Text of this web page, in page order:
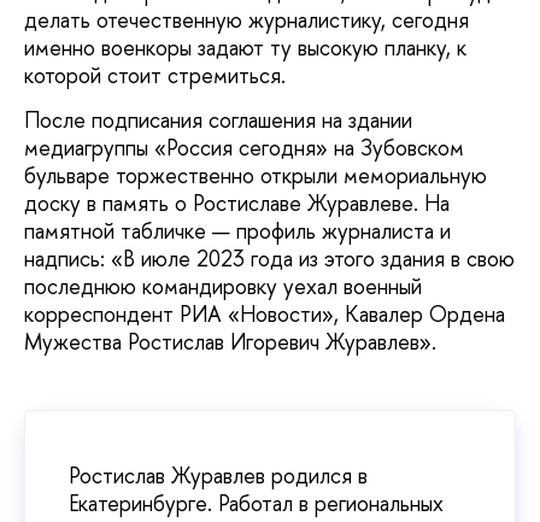
делать отечественную журналистику, сегодня
именно военкоры задают ту высокую планку, к
которой стоит стремиться.
После подписания соглашения на здании
медиагруппы «Россия сегодня» на Зубовском
бульваре торжественно открыли мемориальную
доску в память о Ростиславе Журавлеве. На
памятной табличке — профиль журналиста и
надпись: «В июле 2023 года из этого здания в свою
последнюю командировку уехал военный
корреспондент РИА «Новости», Кавалер Ордена
Мужества Ростислав Игоревич Журавлев».
Ростислав Журавлев родился в
Екатеринбурге. Работал в региональных